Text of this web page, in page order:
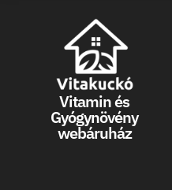
Vitamin és
Gyógynövény
webáruház